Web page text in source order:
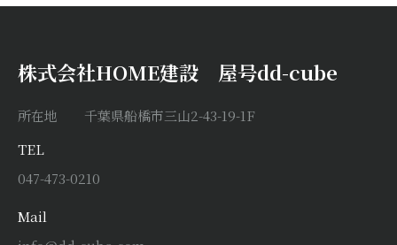
株式会社HOME建設 屋号dd-cube
所在地 千葉県船橋市三山2-43-19-1F
TEL
047-473-0210
Mail